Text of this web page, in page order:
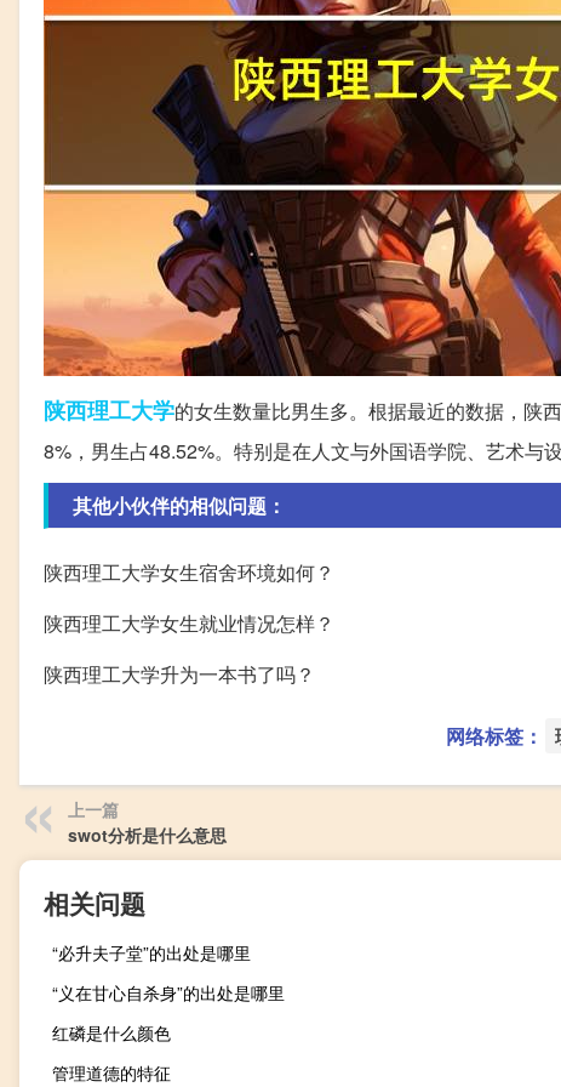
陕西理工大学的女生数量比男生多。根据最近的数据，陕西
8%，男生占48.52%。特别是在人文与外国语学院、艺术与
其他小伙伴的相似问题：
陕西理工大学女生宿舍环境如何？
陕西理工大学女生就业情况怎样？
陕西理工大学升为一本书了吗？
网络标签：
上一篇
swot分析是什么意思
相关问题
“必升夫子堂”的出处是哪里
“义在甘心自杀身”的出处是哪里
红磷是什么颜色
管理道德的特征